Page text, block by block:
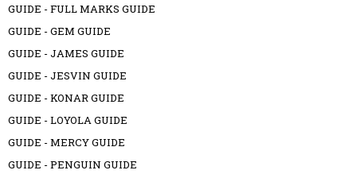
GUIDE - FULL MARKS GUIDE
GUIDE - GEM GUIDE
GUIDE - JAMES GUIDE
GUIDE - JESVIN GUIDE
GUIDE - KONAR GUIDE
GUIDE - LOYOLA GUIDE
GUIDE - MERCY GUIDE
GUIDE - PENGUIN GUIDE